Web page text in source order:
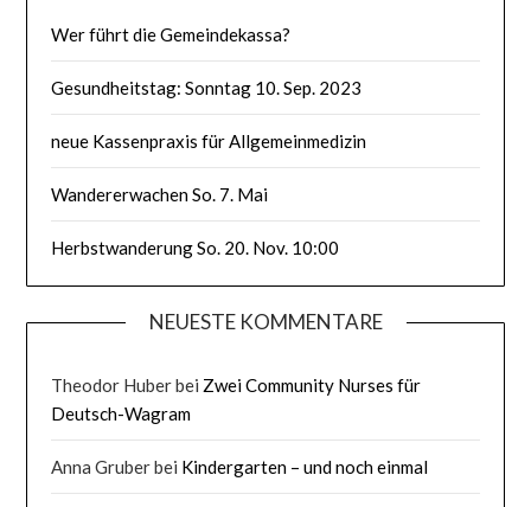
Wer führt die Gemeindekassa?
Gesundheitstag: Sonntag 10. Sep. 2023
neue Kassenpraxis für Allgemeinmedizin
Wandererwachen So. 7. Mai
Herbstwanderung So. 20. Nov. 10:00
NEUESTE KOMMENTARE
Theodor Huberbei Zwei Community Nurses für
Deutsch-Wagram
Anna Gruberbei Kindergarten – und noch einmal